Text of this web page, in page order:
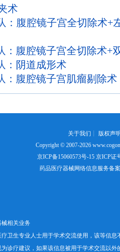
术
：腹腔镜子宫全切除术+
：腹腔镜子宫全切除术+
：阴道成形术
：腹腔镜子宫肌瘤剔除术
关于我们 ┊ 版权声
Copyright © 2007-2026
京ICP备15060573号-15京ICP证
药品医疗器械网络信息服务备
相关业务
卫生专业人士用于学术交流使用，该等信息
诊疗建议，如果该信息被用于学术交流以外